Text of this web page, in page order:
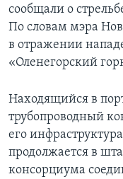
сообщали о
По словам мэра
в отражении
«Оленегорский
Находящийся в
трубопроводный
его
продолжается в
консорциума